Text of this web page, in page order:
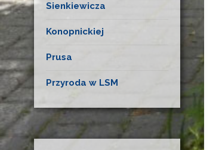
Sienkiewicza
Konopnickiej
Prusa
Przyroda w LSM